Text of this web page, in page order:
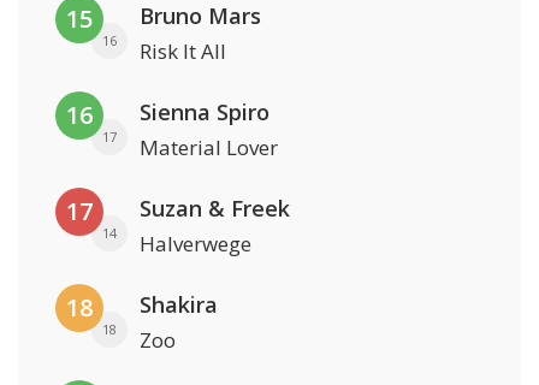
15
16
Bruno Mars
Risk It All
16
17
Sienna Spiro
Material Lover
17
14
Suzan & Freek
Halverwege
18
18
Shakira
Zoo